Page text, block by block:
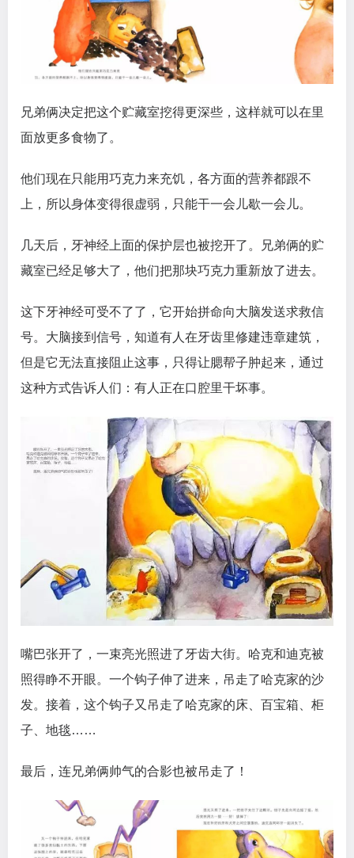
兄弟俩决定把这个贮藏室挖得更深些，这样就可以在里
面放更多食物了。
他们现在只能用巧克力来充饥，各方面的营养都跟不
上，所以身体变得很虚弱，只能干一会儿歇一会儿。
几天后，牙神经上面的保护层也被挖开了。兄弟俩的贮
藏室已经足够大了，他们把那块巧克力重新放了进去。
这下牙神经可受不了了，它开始拼命向大脑发送求救信
号。大脑接到信号，知道有人在牙齿里修建违章建筑，
但是它无法直接阻止这事，只得让腮帮子肿起来，通过
这种方式告诉人们：有人正在口腔里干坏事。
嘴巴张开了，一束亮光照进了牙齿大街。哈克和迪克被
照得睁不开眼。一个钩子伸了进来，吊走了哈克家的沙
发。接着，这个钩子又吊走了哈克家的床、百宝箱、柜
子、地毯……
最后，连兄弟俩帅气的合影也被吊走了！